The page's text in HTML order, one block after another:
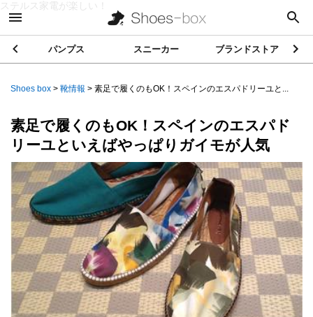
ステルス家電が楽しい！
パンプス スニーカー ブランドストア
Shoes box > 靴情報 > 素足で履くのもOK！スペインのエスパドリーユと...
素足で履くのもOK！スペインのエスパド
リーユといえばやっぱりガイモが人気